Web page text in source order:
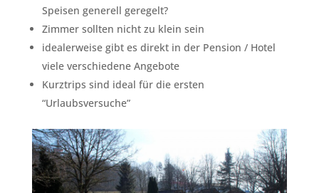
Speisen generell geregelt?
Zimmer sollten nicht zu klein sein
idealerweise gibt es direkt in der Pension / Hotel
viele verschiedene Angebote
Kurztrips sind ideal für die ersten
“Urlaubsversuche”